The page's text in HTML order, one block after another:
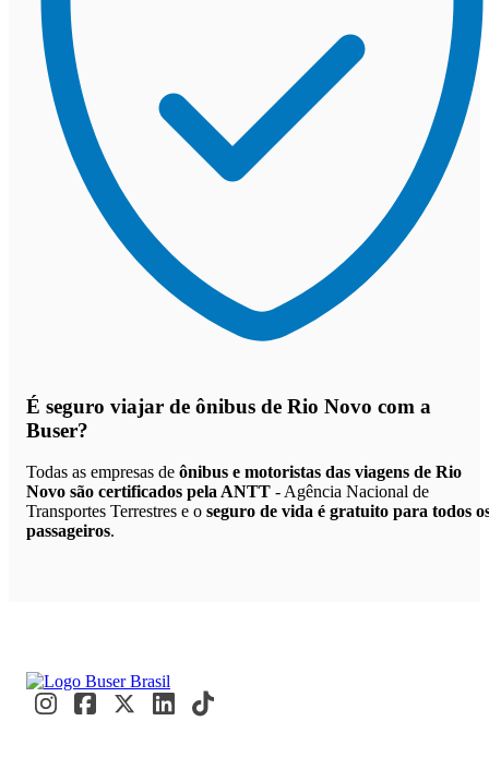
É seguro viajar de ônibus de Rio Novo com a
Buser?
Todas as empresas de ônibus e motoristas das viagens de Rio
Novo são certificados pela ANTT - Agência Nacional de
Transportes Terrestres e o seguro de vida é gratuito para todos
passageiros.